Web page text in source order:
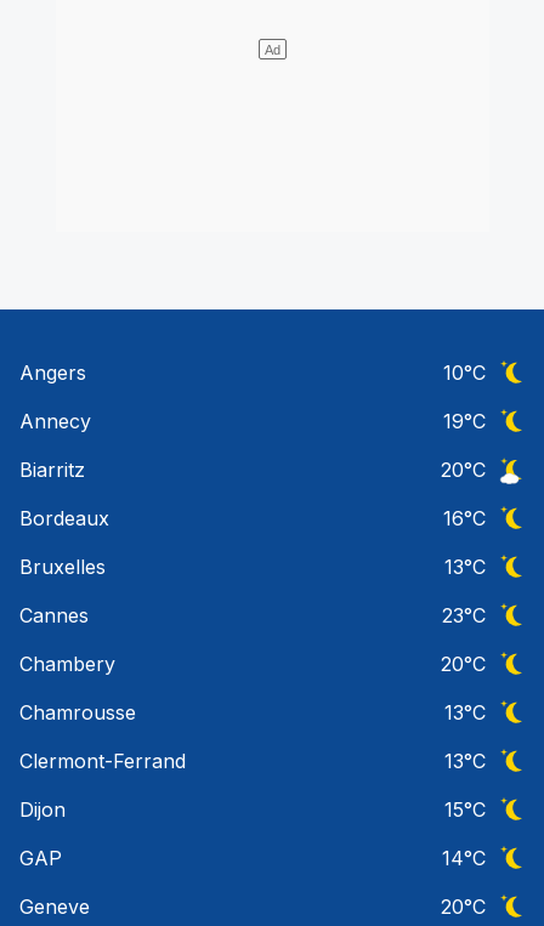
Angers 10°C
Annecy
19°C
Biarritz
20°C
Bordeaux
16°C
Bruxelles
13°C
Cannes
23°C
Chambery
20°C
Chamrousse
13°C
Clermont-Ferrand
13°C
Dijon
15°C
GAP
14°C
Geneve
20°C